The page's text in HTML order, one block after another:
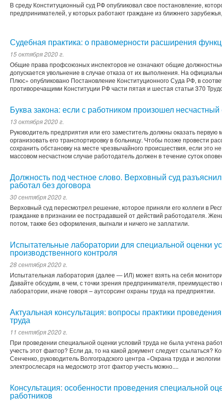
В среду Конституционный суд РФ опубликовал свое постановление,
предпринимателей, у которых работают граждане из ближнего
Судебная практика: о правомерности расширения
15 октября 2020 г.
Общие права профсоюзных инспекторов не означают общие
допускается увольнение в случае отказа от их выполнения. На
Плюс» опубликовано Постановление Конституционного Суда РФ, в
противоречащими Конституции РФ части пятая и шестая статьи 370
Буква закона: если с работником произошел несчастный
13 октября 2020 г.
Руководитель предприятия или его заместитель должны оказать
организовать его транспортировку в больницу. Чтобы позже провести
сохранить обстановку на месте чрезвычайного происшествия, если это
массовом несчастном случае работодатель должен в течение суток
Должность под честное слово. Верховный суд
работал без договора
30 сентября 2020 г.
Верховный суд пересмотрел решение, которое приняли его коллеги в
гражданке в признании ее пострадавшей от действий работодателя.
потом, также без оформления, выгнали и ничего не заплатили.
Испытательные лаборатории для специальной оценки
производственного контроля
28 сентября 2020 г.
Испытательная лаборатория (далее ― ИЛ) может взять на себя
Давайте обсудим, в чем, с точки зрения предпринимателя,
лаборатории, иначе говоря – аутсорсинг охраны труда на предприятии.
Актуальная консультация: вопросы практики
труда
11 сентября 2020 г.
При проведении специальной оценки условий труда не была учтена
учесть этот фактор? Если да, то на какой документ следует ссылаться?
Сенченко, руководитель Волгоградского центра «Охрана труда и
электрослесаря на медосмотр этот фактор учесть можно....
Консультация: особенности проведения специальной
работников